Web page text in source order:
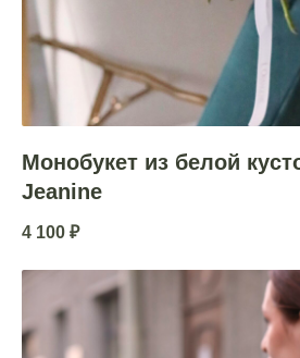
Монобукет из белой
Jeanine
4 100 ₽